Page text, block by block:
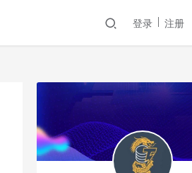
登录 注册